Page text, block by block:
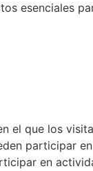
esenciales
que los
participar
en